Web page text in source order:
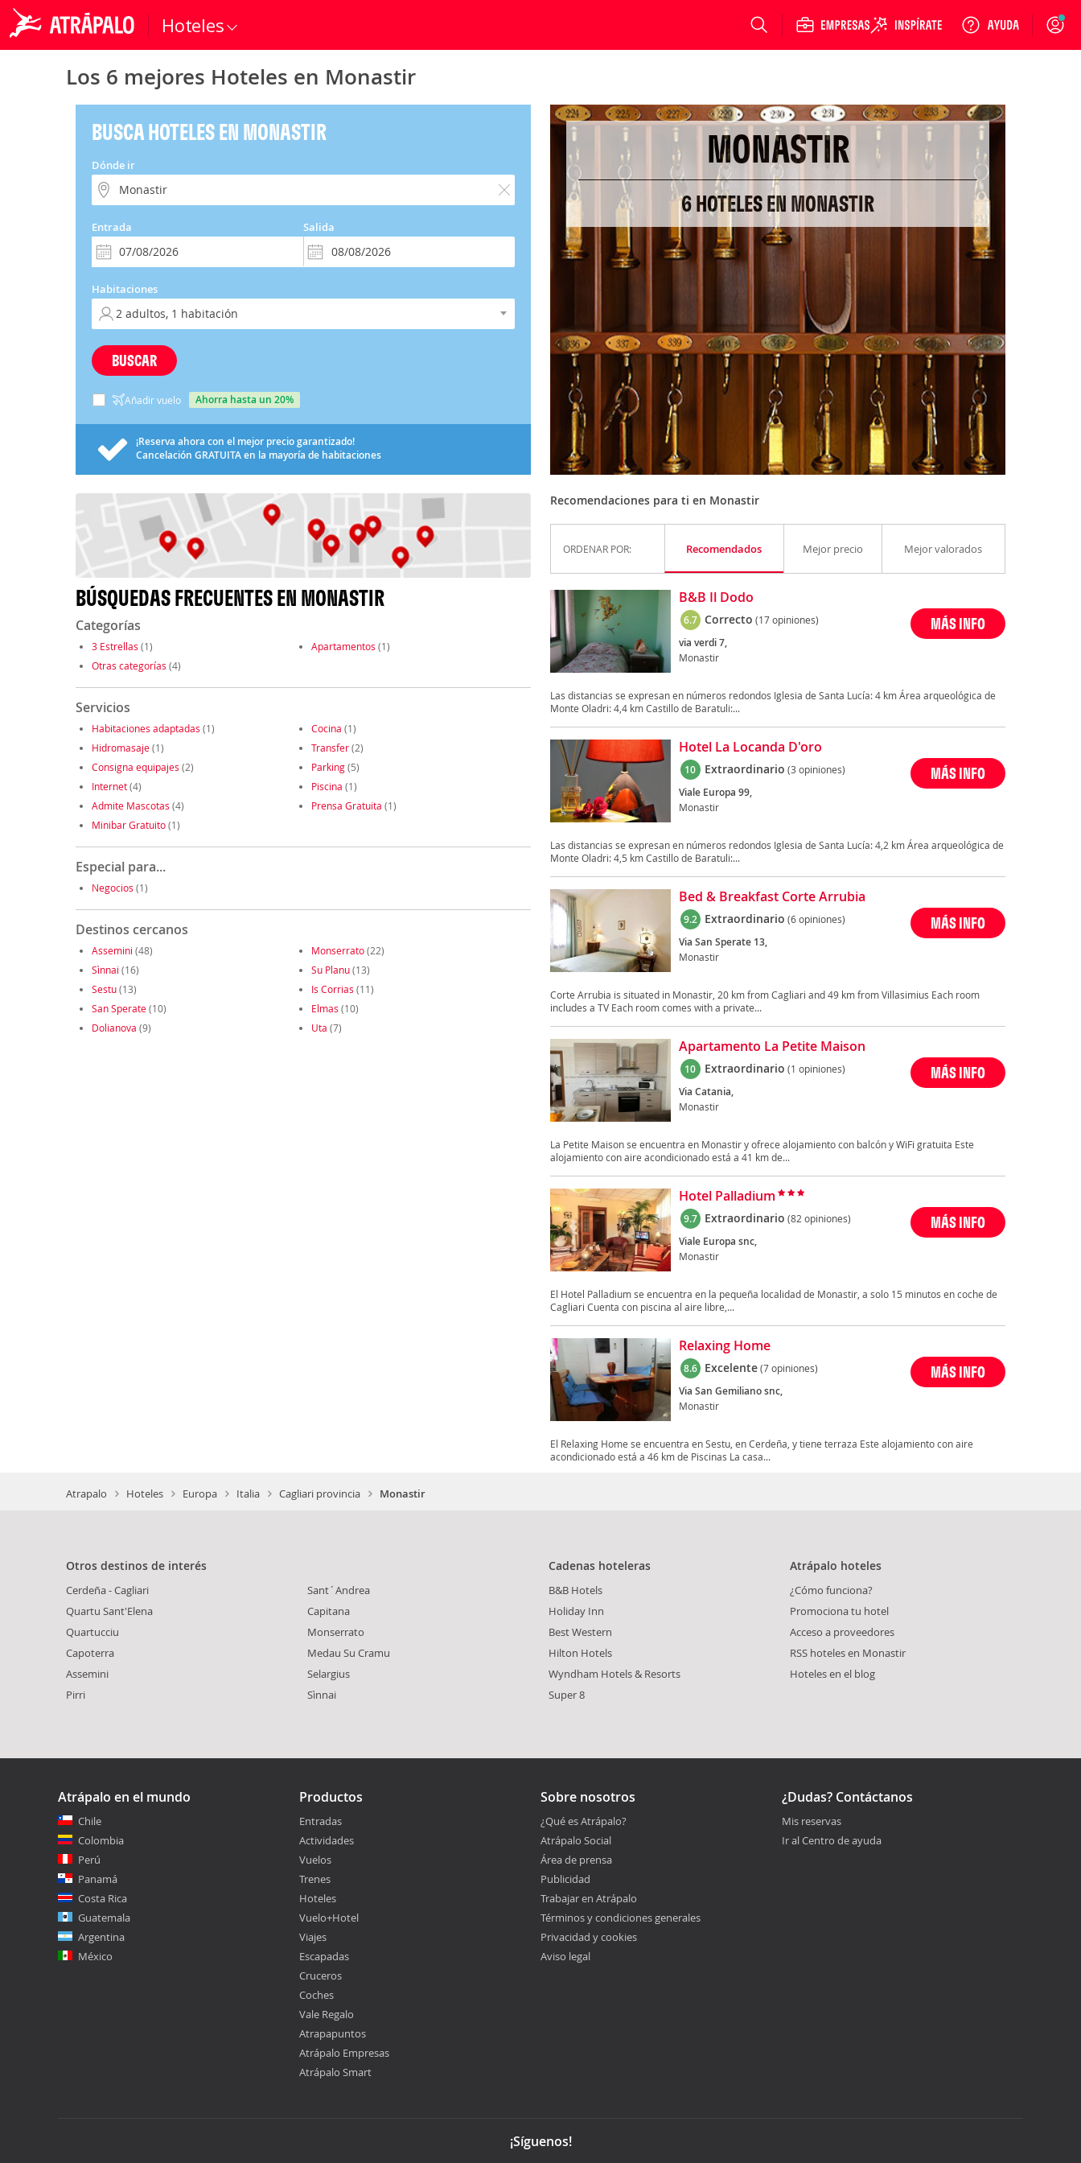
Hoteles Login
Los 6 mejores Hoteles en Monastir
BUSCA HOTELES EN MONASTIR
Dónde ir
Entrada Salida
Habitaciones
BUSCAR
Añadir vuelo ahorra hasta un 20%
¡Reserva ahora con el mejor precio garantizado!
Cancelación GRATUITAen la mayoría de habitaciones
BÚSQUEDAS FRECUENTES EN MONASTIR
Categorías
3 Estrellas (1) Apartamentos (1)
Otras categorías (4)
Servicios
Habitaciones adaptadas (1) Cocina (1)
Hidromasaje(1) Transfer(2)
Consigna equipajes (2) Parking(5)
Internet(4) Piscina (1)
Admite Mascotas (4) Prensa Gratuita (1)
Minibar Gratuito(1)
Especial para...
Negocios (1)
Destinos cercanos
Assemini (48) Monserrato(22)
Sìnnai (16) Su Planu(13)
Sestu(13) Is Corrias (11)
San Sperate(10) Elmas (10)
Dolianova (9) Uta (7)
MONASTIR
6 HOTELES EN MONASTIR
Recomendaciones para ti en Monastir
ORDENAR POR: Recomendados Mejor precio Mejor valorados
B&B Il Dodo
6.7 Correcto (17 opiniones)
via verdi 7,
Monastir
MÁS INFO
Las distancias se expresan en números redondos Iglesia de Santa Lucía: 4 km Área arqueológica de
Monte Oladri: 4,4 km Castillo de Baratuli:...
Hotel La Locanda D'oro
10 Extraordinario (3 opiniones)
Viale Europa 99,
Monastir
MÁS INFO
Las distancias se expresan en números redondos Iglesia de Santa Lucía: 4,2 km Área arqueológica de
Monte Oladri: 4,5 km Castillo de Baratuli:...
Bed & Breakfast Corte Arrubia
9.2 Extraordinario (6 opiniones)
Via San Sperate 13,
Monastir
MÁS INFO
Corte Arrubia is situated in Monastir, 20 km from Cagliari and 49 km from Villasimius Each room
includes a TV Each room comes with a private...
Apartamento La Petite Maison
10 Extraordinario (1 opiniones)
Via Catania,
Monastir
MÁS INFO
La Petite Maison se encuentra en Monastir y ofrece alojamiento con balcón y WiFi gratuita Este
alojamiento con aire acondicionado está a 41 km de...
Hotel Palladium
9.7 Extraordinario (82 opiniones)
Viale Europa snc,
Monastir
MÁS INFO
El Hotel Palladium se encuentra en la pequeña localidad de Monastir, a solo 15 minutos en coche de
Cagliari Cuenta con piscina al aire libre,...
Relaxing Home
8.6 Excelente(7 opiniones)
Via San Gemiliano snc,
Monastir
MÁS INFO
El Relaxing Home se encuentra en Sestu, en Cerdeña, y tiene terraza Este alojamiento con aire
acondicionado está a 46 km de Piscinas La casa...
Atrapalo Hoteles Europa Italia Cagliari provincia Monastir
Otros destinos de interés
Cerdeña - Cagliari
Quartu Sant'Elena
Quartucciu
Capoterra
Assemini
Pirri
Sant´Andrea
Capitana
Monserrato
Medau Su Cramu
Selargius
Sìnnai
Cadenas hoteleras
B&B Hotels
Holiday Inn
Best Western
Hilton Hotels
Wyndham Hotels & Resorts
Super 8
Atrápalo hoteles
¿Cómo funciona?
Promociona tu hotel
Acceso a proveedores
RSS hoteles en Monastir
Hoteles en el blog
Atrápalo en el mundo
Chile
Colombia
Perú
Panamá
Costa Rica
Guatemala
Argentina
México
Productos
Entradas
Actividades
Vuelos
Trenes
Hoteles
Vuelo+Hotel
Viajes
Escapadas
Cruceros
Coches
Vale Regalo
Atrapapuntos
Atrápalo Empresas
Atrápalo Smart
Sobre nosotros
¿Qué es Atrápalo?
Atrápalo Social
Área de prensa
Publicidad
Trabajar en Atrápalo
Términos y condiciones generales
Privacidad y cookies
Aviso legal
¿Dudas? Contáctanos
Mis reservas
Ir al Centro de ayuda
¡Síguenos!